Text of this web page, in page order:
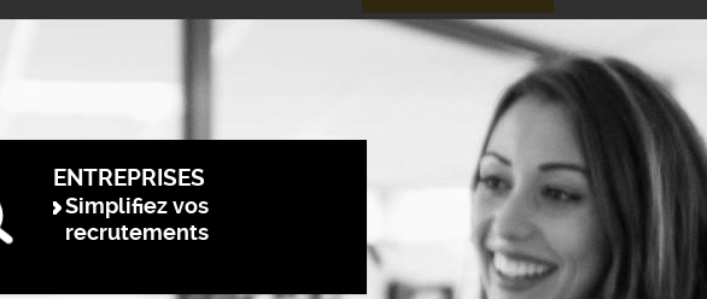
ENTREPRISES
Simplifiez vos
recrutements